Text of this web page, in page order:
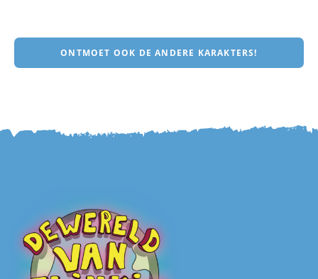
ONTMOET OOK DE ANDERE KARAKTERS!